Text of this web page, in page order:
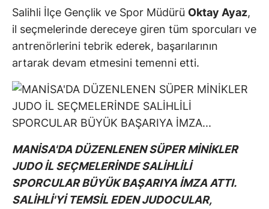
Salihli İlçe Gençlik ve Spor Müdürü Oktay Ayaz,
il seçmelerinde dereceye giren tüm sporcuları ve
antrenörlerini tebrik ederek, başarılarının
artarak devam etmesini temenni etti.
MANİSA'DA DÜZENLENEN SÜPER MİNİKLER
JUDO İL SEÇMELERİNDE SALİHLİLİ
SPORCULAR BÜYÜK BAŞARIYA İMZA ATTI.
SALİHLİ'Yİ TEMSİL EDEN JUDOCULAR,